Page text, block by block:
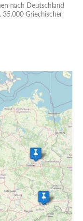
nach Deutschland
35.000 Griechischer